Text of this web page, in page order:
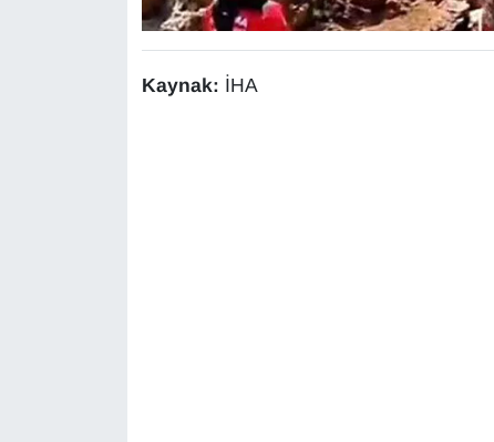
Kaynak: İHA
POLİTİKA
Resmi İlanlar